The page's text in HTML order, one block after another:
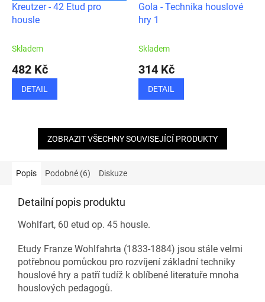
Kreutzer - 42 Etud pro
housle
Skladem
482 Kč
DETAIL
Gola - Technika houslové
hry 1
Skladem
314 Kč
DETAIL
ZOBRAZIT VŠECHNY SOUVISEJÍCÍ PRODUKTY
Popis Podobné (6) Diskuze
Detailní popis produktu
Wohlfart, 60 etud op. 45 housle.
Etudy Franze Wohlfahrta (1833-1884) jsou stále velmi
potřebnou pomůckou pro rozvíjení základní techniky
houslové hry a patří tudíž k oblíbené literatuře mnoha
houslových pedagogů.